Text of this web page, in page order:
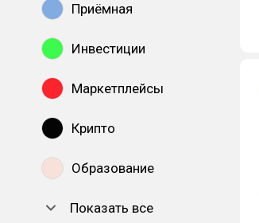
Приёмная
Инвестиции
Маркетплейсы
Крипто
Образование
Показать все